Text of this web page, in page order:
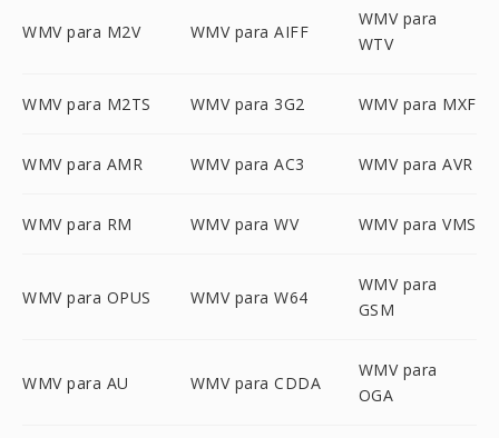
WMV para M2V WMV para AIFF
WMV para
WTV
WMV para M2TS WMV para 3G2 WMV para MXF
WMV para AMR WMV para AC3 WMV para AVR
WMV para RM WMV para WV WMV para VMS
WMV para OPUS WMV para W64
WMV para
GSM
WMV para AU WMV para CDDA
WMV para
OGA